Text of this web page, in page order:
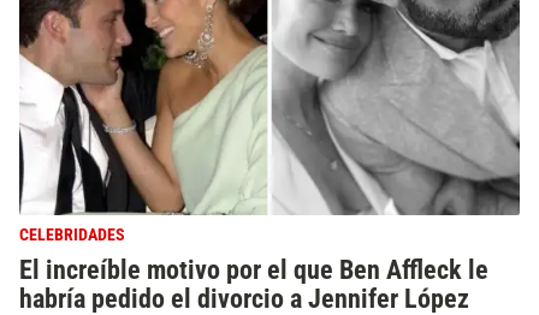
CELEBRIDADES
El increíble motivo por el que Ben Affleck le
habría pedido el divorcio a Jennifer López